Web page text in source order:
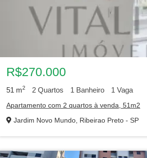
R$270.000
51 m2 2 Quartos 1 Banheiro 1 Vaga
Apartamento com 2 quartos à venda, 51m2
Jardim Novo Mundo, Ribeirao Preto - SP